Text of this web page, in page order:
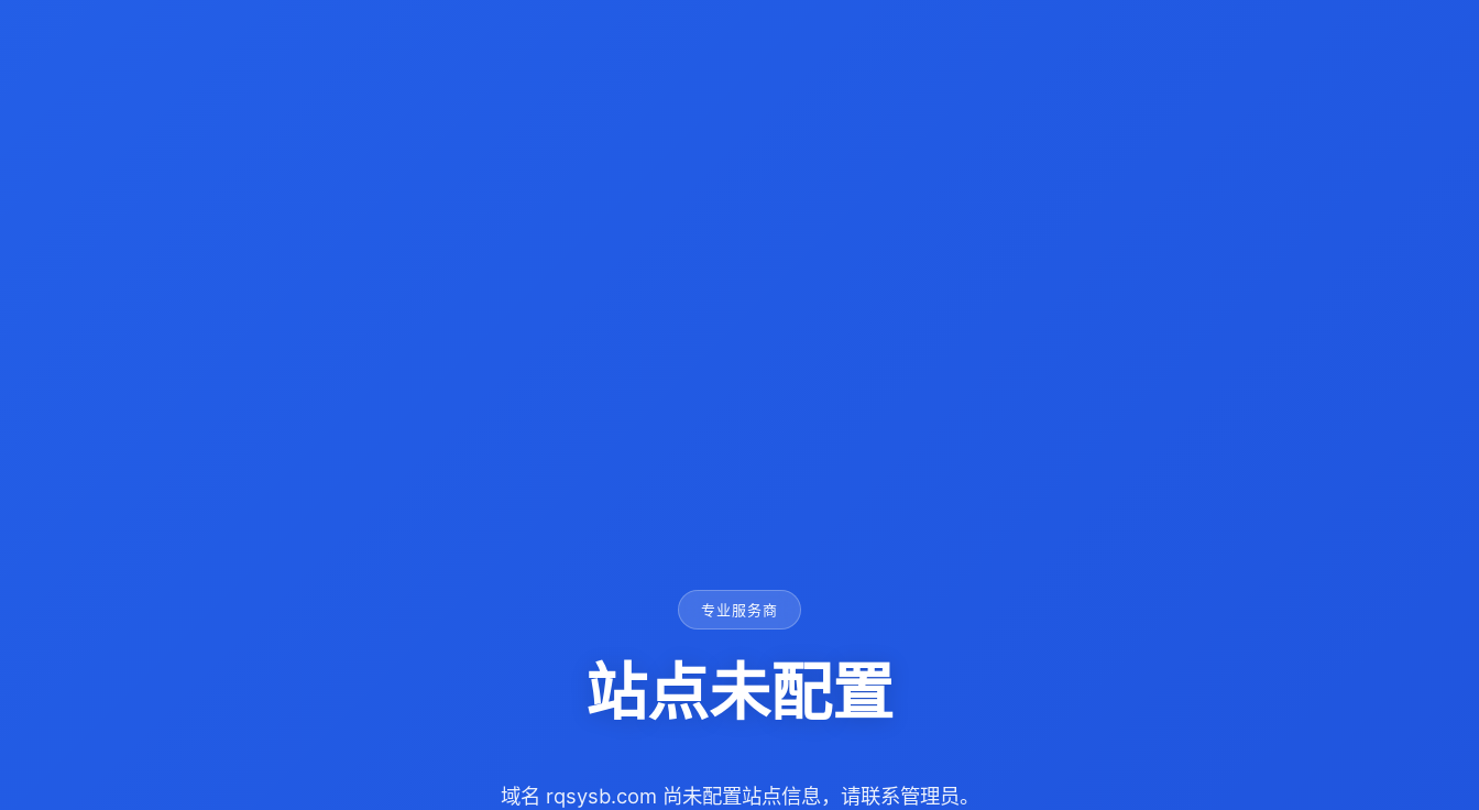
专业服务商
站点未配置
域名 rqsysb.com 尚未配置站点信息，请联系管理员。